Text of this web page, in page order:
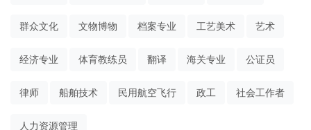
群众文化 文物博物 档案专业 工艺美术 艺术
经济专业 体育教练员 翻译 海关专业 公证员
律师 船舶技术 民用航空飞行 政工 社会工作者
人力资源管理